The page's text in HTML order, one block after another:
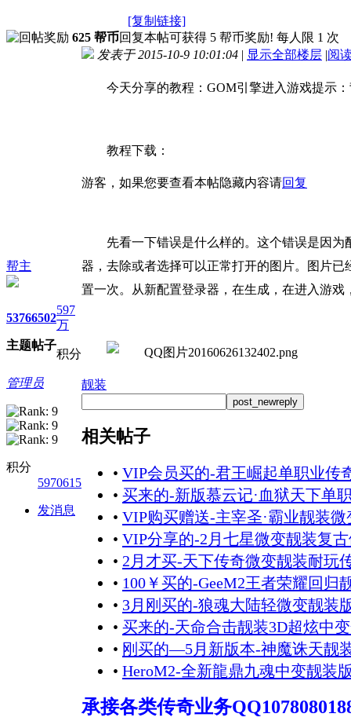
[复制链接]
625 帮币回复本帖可获得 5 帮币奖励! 每人限 1 次
帮主
5376
主题
6502
帖子
597
万
积分
管理员
积分
5970615
发消息
发表于 2015-10-9 10:01:04 | 显示全部楼层 |阅
今天分享的教程：GOM引擎进入游戏提示
教程下载：
游客，如果您要查看本帖隐藏内容请回复
先看一下错误是什么样的。这个错误是因
器，去除或者选择可以正常打开的图片。图片
置一次。从新配置登录器，在生成，在进入游戏
靓装
post_newreply
相关帖子
• VIP会员买的-君王崛起单职业传
• 买来的-新版慕云记·血狱天下单
• VIP购买赠送-主宰圣·霸业靓装
• VIP分享的-2月七星微变靓装复
• 2月才买-天下传奇微变靓装耐玩
• 100￥买的-GeeM2王者荣耀回归
• 3月刚买的-狼魂大陆轻微变靓装
• 买来的-天命合击靓装3D超炫中
• 刚买的—5月新版本-神魔诛天靓
• HeroM2-全新龍鼎九魂中变靓装
承接各类传奇业务